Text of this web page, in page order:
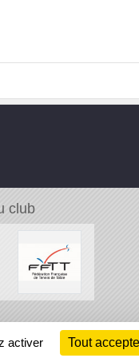
club
activer Tout